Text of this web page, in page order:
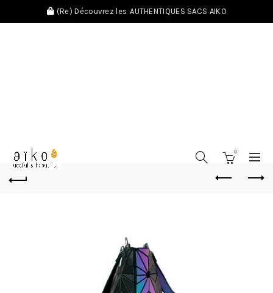
(Re) Découvrez les AUTHENTIQUES SACS AIKO
0